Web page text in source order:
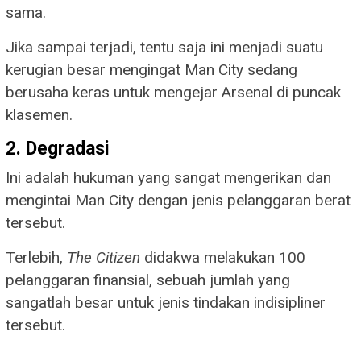
sama.
Jika sampai terjadi, tentu saja ini menjadi suatu
kerugian besar mengingat Man City sedang
berusaha keras untuk mengejar Arsenal di puncak
klasemen.
2. Degradasi
Ini adalah hukuman yang sangat mengerikan dan
mengintai Man City dengan jenis pelanggaran berat
tersebut.
Terlebih, The Citizen didakwa melakukan 100
pelanggaran finansial, sebuah jumlah yang
sangatlah besar untuk jenis tindakan indisipliner
tersebut.